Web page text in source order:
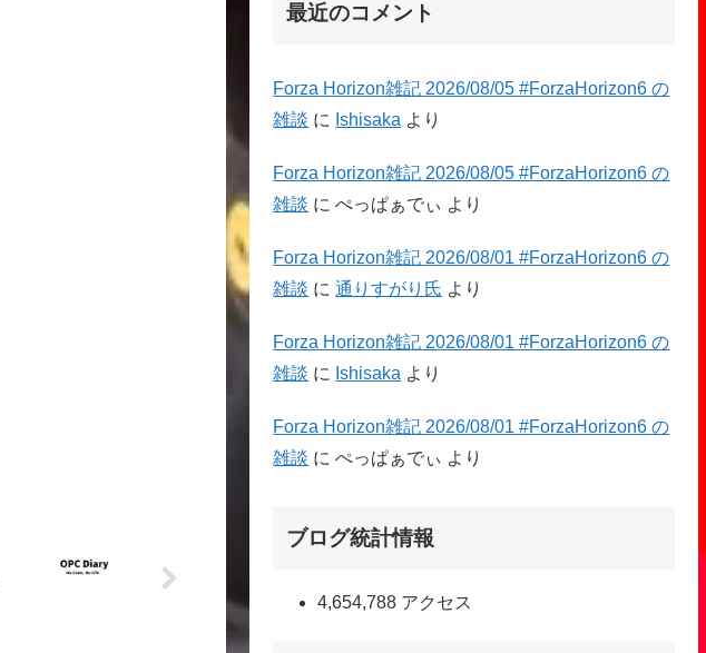
最近のコメント
Forza Horizon雑記 2026/08/05 #ForzaHorizon6 の
雑談 に Ishisaka より
Forza Horizon雑記 2026/08/05 #ForzaHorizon6 の
雑談 にぺっぱぁでぃ より
Forza Horizon雑記 2026/08/01 #ForzaHorizon6 の
雑談 に通りすがり氏 より
Forza Horizon雑記 2026/08/01 #ForzaHorizon6 の
雑談 に Ishisaka より
Forza Horizon雑記 2026/08/01 #ForzaHorizon6 の
雑談 にぺっぱぁでぃ より
ブログ統計情報
4,654,788 アクセス